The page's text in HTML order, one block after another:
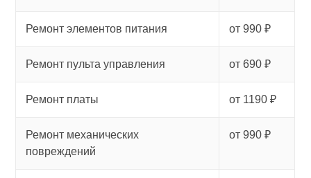
Ремонт элементов питания от 990 ₽
Ремонт пульта управления от 690 ₽
Ремонт платы от 1190 ₽
Ремонт механических
повреждений
от 990 ₽